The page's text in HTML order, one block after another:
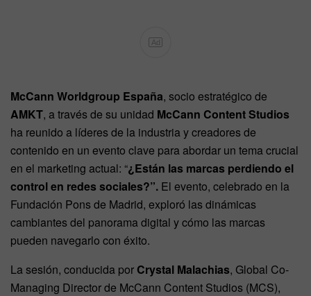
Ad
McCann Worldgroup España, socio estratégico de
AMKT, a través de su unidad McCann Content Studios
ha reunido a líderes de la industria y creadores de
contenido en un evento clave para abordar un tema crucial
en el marketing actual: “¿Están las marcas perdiendo el
control en redes sociales?”. El evento, celebrado en la
Fundación Pons de Madrid, exploró las dinámicas
cambiantes del panorama digital y cómo las marcas
pueden navegarlo con éxito.
La sesión, conducida por Crystal Malachias, Global Co-
Managing Director de McCann Content Studios (MCS),